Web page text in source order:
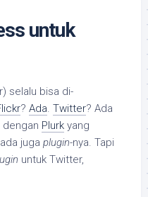
untuk
selalu bisa di-
? Ada. Twitter? Ada
dengan Plurk yang
juga plugin-nya. Tapi
untuk Twitter,